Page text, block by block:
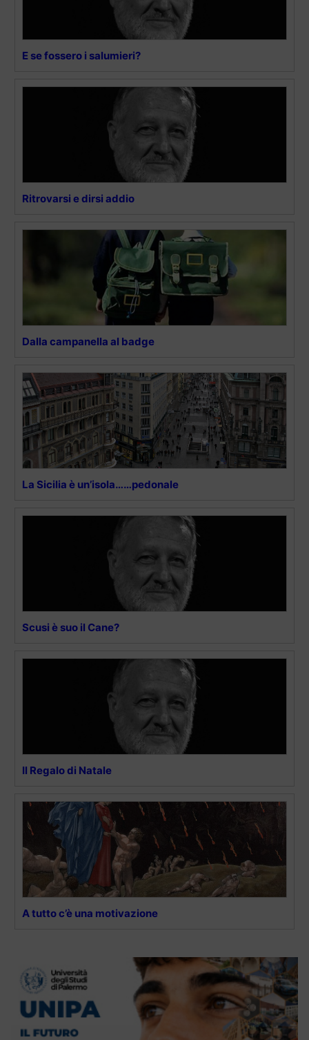
E se fossero i salumieri?
Ritrovarsi e dirsi addio
Dalla campanella al badge
La Sicilia è un’isola……pedonale
Scusi è suo il Cane?
Il Regalo di Natale
A tutto c’è una motivazione